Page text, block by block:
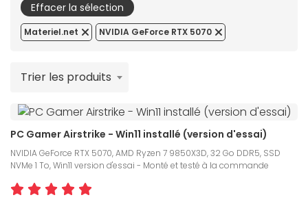
Effacer la sélection
Materiel.net NVIDIA GeForce RTX 5070
Trier les produits
PC Gamer Airstrike - Win11 installé (version d'essai)
NVIDIA GeForce RTX 5070, AMD Ryzen 7 9850X3D, 32 Go DDR5, SSD
NVMe 1 To, Win11 version d'essai - Monté et testé à la commande